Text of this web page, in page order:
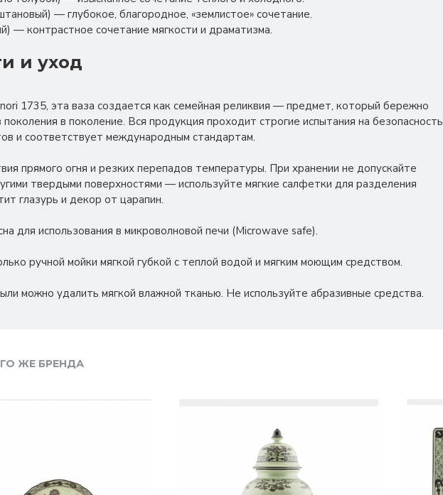
— глубокое, благородное, «землистое» сочетание.
— контрастное сочетание мягкости и драматизма.
и уход
1735, эта ваза создается как семейная реликвия — предмет, который бережно
в поколение. Вся продукция проходит строгие испытания на безопасность
и соответствует международным стандартам.
прямого огня и резких перепадов температуры. При хранении не допускайте
твердыми поверхностями — используйте мягкие салфетки для разделения
глазурь и декор от царапин.
для использования в микроволновой печи (Microwave safe).
ручной мойки мягкой губкой с теплой водой и мягким моющим средством.
можно удалить мягкой влажной тканью. Не используйте абразивные средства.
ЖЕ БРЕНДА